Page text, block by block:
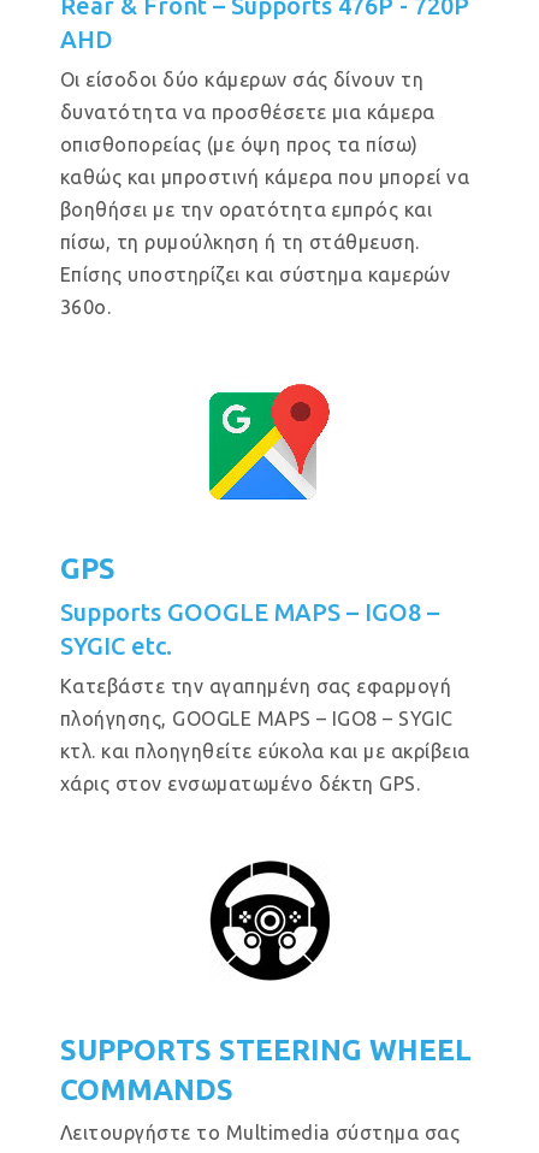
AHD
Οι είσοδοι δύο κάμερων σάς δίνουν τη
δυνατότητα να προσθέσετε μια κάμερα
οπισθοπορείας (με όψη προς τα πίσω)
καθώς και μπροστινή κάμερα που μπορεί να
βοηθήσει με την ορατότητα εμπρός και
πίσω, τη ρυμούλκηση ή τη στάθμευση.
Επίσης υποστηρίζει και σύστημα καμερών
360ο.
GPS
Supports GOOGLE MAPS – IGO8 –
SYGIC etc.
Κατεβάστε την αγαπημένη σας εφαρμογή
πλοήγησης, GOOGLE MAPS – IGO8 – SYGIC
κτλ. και πλοηγηθείτε εύκολα και με ακρίβεια
χάρις στον ενσωματωμένο δέκτη GPS.
SUPPORTS STEERING WHEEL
COMMANDS
Λειτουργήστε το Multimedia σύστημα σας